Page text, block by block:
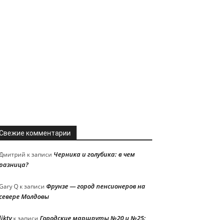
комментарии
к записи Черника и голубика: в чем
Q к записи Фрунзе — город пенсионеров на
Молдовы
к записи Городские маршруты №20 и №25: